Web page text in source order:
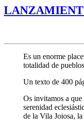
Es un enorme
totalidad de
Un texto de 400
Os invitamos a
serenidad
de la Vila Joiosa,